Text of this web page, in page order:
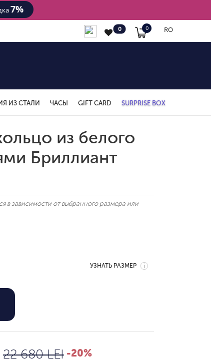
7%
RO
0 0
ИЗ СТАЛИ ЧАСЫ GIFT CARD SURPRISE BOX
из белого
Бриллиант
в зависимости от выбранного размера или
УЗНАТЬ РАЗМЕР
22 680 LEI -20%